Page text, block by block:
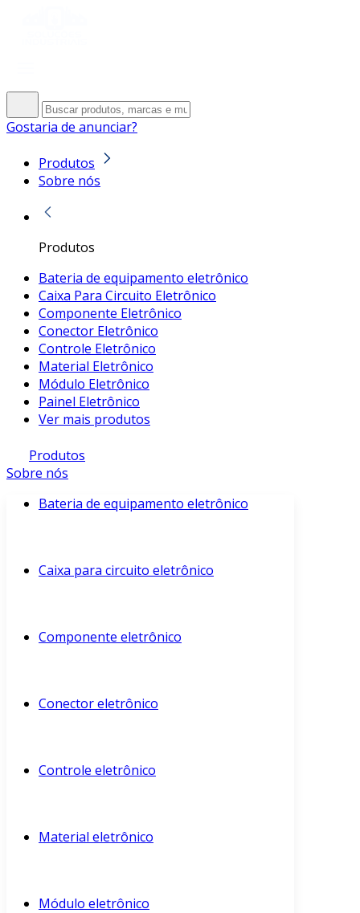
Gostaria de anunciar?
Produtos
Sobre nós
Produtos
Bateria de equipamento eletrônico
Caixa Para Circuito Eletrônico
Componente Eletrônico
Conector Eletrônico
Controle Eletrônico
Material Eletrônico
Módulo Eletrônico
Painel Eletrônico
Ver mais produtos
Produtos
Sobre nós
Bateria de equipamento eletrônico
Caixa para circuito eletrônico
Componente eletrônico
Conector eletrônico
Controle eletrônico
Material eletrônico
Módulo eletrônico